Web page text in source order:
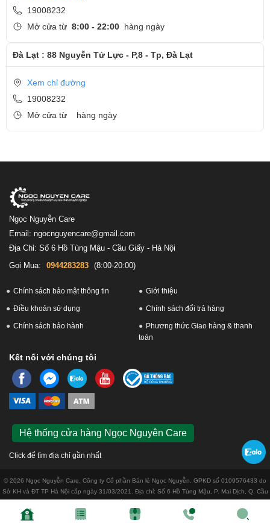
19008232
Mở cửa từ 8:00 - 22:00 hàng ngày
Đà Lạt : 88 Nguyễn Tử Lực - P,8 - Tp, Đà Lạt
Xem chỉ đường
19008232
Mở cửa từ
hàng ngày
Ngọc Nguyễn Care
Email: ngocnguyencare@gmail.com
Địa Chỉ: Số 6 Hồ Tùng Mậu - Cầu Giấy - Hà Nội
Gọi Mua:
0944283283 (8:00-20:00)
Chính sách bảo mật thông tin Giới thiệu
Điều khoản sử dụng Chính sách đổi trả hàng
Chính sách bảo hành
Phương thức Giao hàng & thanh
toán
Kết nối với chúng tôi
Hệ thống cửa hàng Ngọc Nguyên Care
Click để tìm địa chỉ gần nhất
© 2026 Ngọc Nguyễn Care. Công ty Cổ phần Bán lẻ Ngọc Nguyễn. GPKD số 0109576433 do
Sở KH và ĐT TP Hà Nội cấp ngày 31/03/2021. Địa chỉ: Số 6 Hồ Tùng Mậu, P. Mai Dịch, Q. Cầu